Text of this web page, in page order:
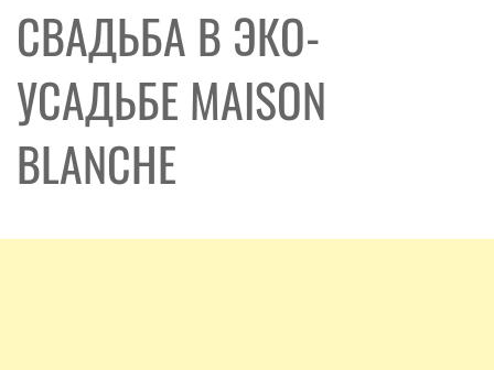
СВАДЬБА В ЭКО-
УСАДЬБЕ MAISON
BLANCHE